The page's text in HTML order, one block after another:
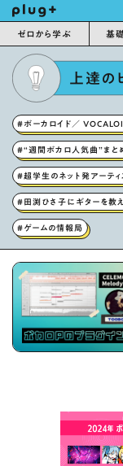
ゼロから学ぶ 基
上達の
#ボーカロイド／
#“週間ボカロ人気曲”まと
#超学生のネット発アーティ
#田渕ひさ子にギターを教え
#ゲームの情報局